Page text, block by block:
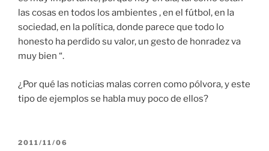
las cosas en todos los ambientes , en el fútbol, en la
sociedad, en la política, donde parece que todo lo
honesto ha perdido su valor, un gesto de honradez va
muy bien “.
¿Por qué las noticias malas corren como pólvora, y este
tipo de ejemplos se habla muy poco de ellos?
PUBLICADO
2011/11/06